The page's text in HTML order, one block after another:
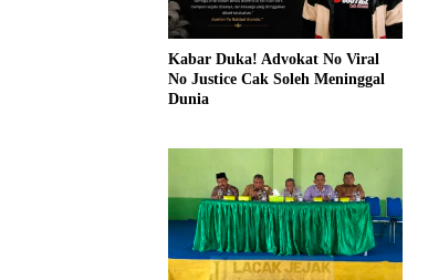
Kabar Duka! Advokat No Viral
No Justice Cak Soleh Meninggal
Dunia